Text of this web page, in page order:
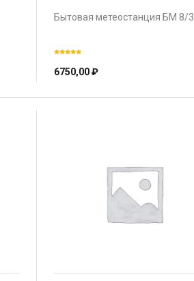
Бытовая метеостанция БМ 8/3
6750,00₽